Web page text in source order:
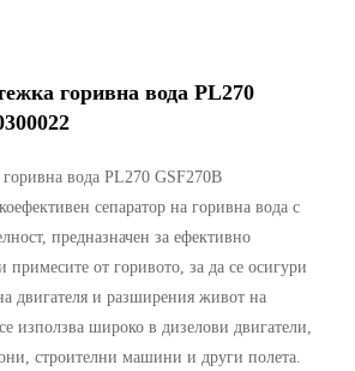
горивна вода PL270
вода PL270 GSF270B
сепаратор на горивна вода с
предназначен за ефективно
примесите от горивото, за да се осигури
двигателя и разширения живот на
използва широко в дизелови двигатели,
строителни машини и други полета.